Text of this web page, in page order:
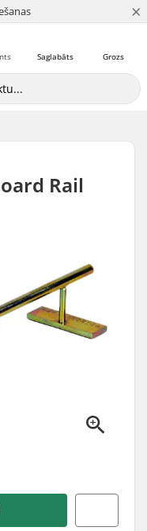
×
Grozs
Saglabāts
Rail